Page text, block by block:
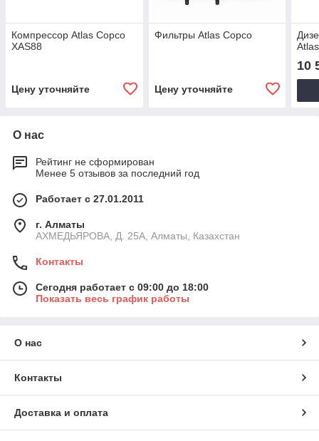
Компрессор Atlas Copco
XAS88
Цену уточняйте
Фильтры Atlas Copco
Цену уточняйте
10
О нас
Рейтинг не сформирован
Менее 5 отзывов за последний год
Работает с 27.01.2011
г. Алматы
АХМЕДЬЯРОВА, Д. 25А, Алматы, Казахстан
Контакты
Сегодня работает с 09:00 до 18:00
Показать весь график работы
О нас
Контакты
Доставка и оплата